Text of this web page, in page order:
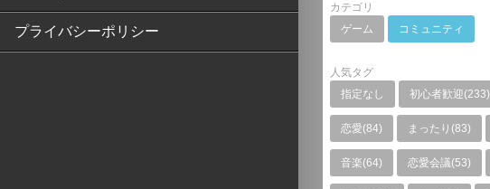
プライバシーポリシー
カテゴリ
ゲーム
コミュニティ
人気タグ
指定なし
初心者歓迎(233)
恋愛(84) まったり(83)
音楽(64) 恋愛会議(53)